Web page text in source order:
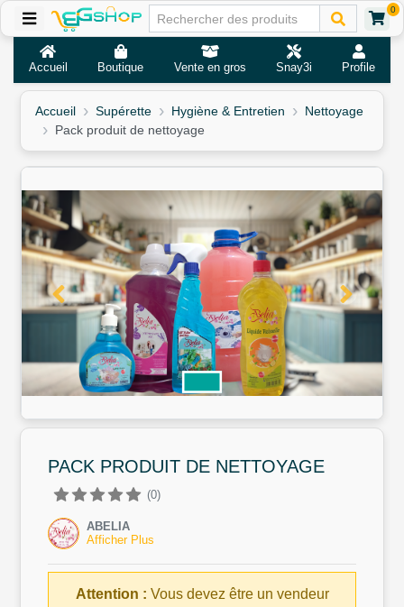
0
Accueil Boutique Vente en gros Snay3i Profile
Accueil Supérette Hygiène & Entretien
Nettoyage
Pack produit de nettoyage
PACK PRODUIT DE NETTOYAGE
(0)
ABELIA
Afficher Plus
Attention : Vous devez être un vendeur